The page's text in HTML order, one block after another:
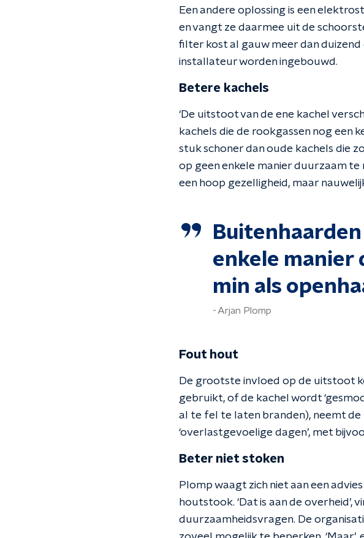
Een andere oplossing is een
en vangt ze daarmee uit de
filter kost al gauw meer dan
installateur worden ingebouwd.
Betere kachels
‘De uitstoot van de ene kachel
kachels die de rookgassen nog een
stuk schoner dan oude kachels die
op geen enkele manier duurzaam te
een hoop gezelligheid, maar
enkele manier
min als
Arjan Plomp
Fout hout
De grootste invloed op de uitstoot
gebruikt, of de kachel wordt
al te fel te laten branden), neemt
‘overlastgevoelige dagen’, met
Beter niet stoken
Plomp waagt zich niet aan een
houtstook. ‘Dat is aan de
duurzaamheidsvragen. De